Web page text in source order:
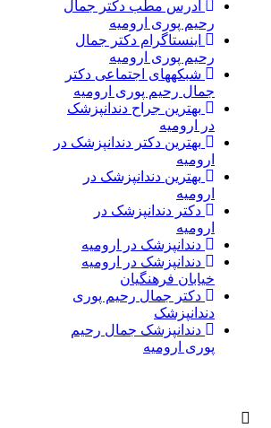
آدرس مطب دکتر جمال
رحیم پوری ارومیه
اینستاگرام دکتر جمال
رحیم پوری ارومیه
شبکههای اجتماعی دکتر
جمال رحیم پوری ارومیه
بهترین جراح دندانپزشک
در ارومیه
بهترین دکتر دندانپزشک در
ارومیه
بهترین دندانپزشک در
ارومیه
دکتر دندانپزشک در
ارومیه
دندانپزشک در ارومیه
دندانپزشک در ارومیه
خیابان فرهنگیان
دکتر جمال رحیم پوری
دندانپزشک
دندانپزشک جمال رحیم
پوری ارومیه